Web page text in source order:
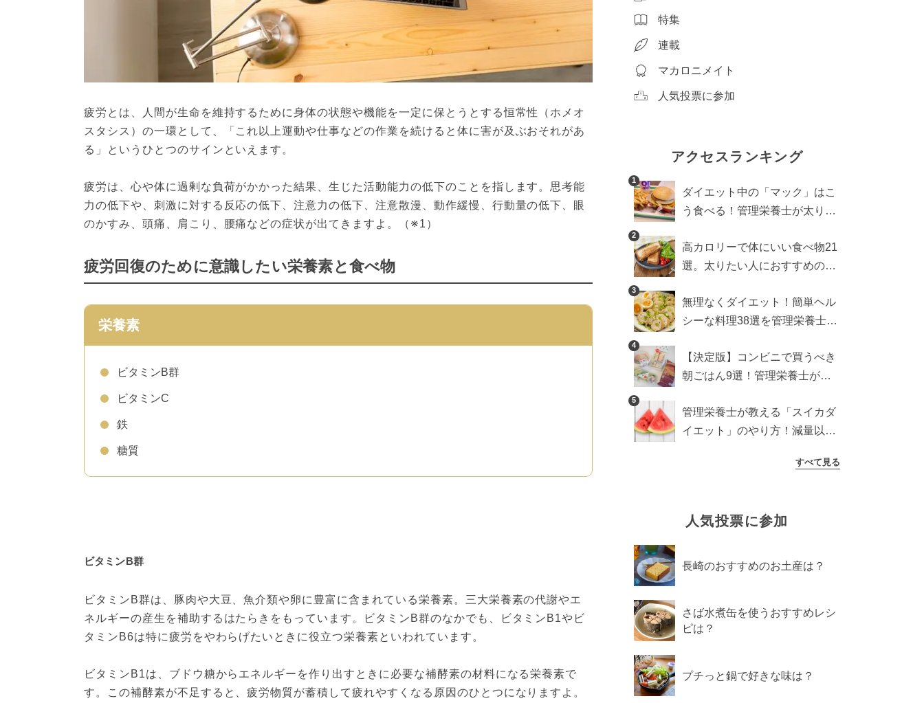
疲労とは、人間が生命を維持するために身体の状態や機能を一定に保とうとする恒常性（ホメオ
スタシス）の一環として、「これ以上運動や仕事などの作業を続けると体に害が及ぶおそれがあ
る」というひとつのサインといえます。
疲労は、心や体に過剰な負荷がかかった結果、生じた活動能力の低下のことを指します。思考能
力の低下や、刺激に対する反応の低下、注意力の低下、注意散漫、動作緩慢、行動量の低下、眼
のかすみ、頭痛、肩こり、腰痛などの症状が出てきますよ。（※1）
疲労回復のために意識したい栄養素と食べ物
栄養素
ビタミンB群
ビタミンC
鉄
糖質
ビタミンB群
ビタミンB群は、豚肉や大豆、魚介類や卵に豊富に含まれている栄養素。三大栄養素の代謝やエ
ネルギーの産生を補助するはたらきをもっています。ビタミンB群のなかでも、ビタミンB1やビ
タミンB6は特に疲労をやわらげたいときに役立つ栄養素といわれています。
ビタミンB1は、ブドウ糖からエネルギーを作り出すときに必要な補酵素の材料になる栄養素で
す。この補酵素が不足すると、疲労物質が蓄積して疲れやすくなる原因のひとつになりますよ。
特集
連載
マカロニメイト
人気投票に参加
アクセスランキング
1
ダイエット中の「マック」はこ
う食べる！管理栄養士が太りに
2
高カロリーで体にいい食べ物21
選。太りたい人におすすめのレ
3
無理なくダイエット！簡単ヘル
シーな料理38選を管理栄養士が
4
【決定版】コンビニで買うべき
朝ごはん9選！管理栄養士がロ
厳選
5
管理栄養士が教える「スイカダ
イエット」のやり方！減量以外
すべて見る
人気投票に参加
長崎のおすすめのお土産は？
さば水煮缶を使うおすすめレシ
ピは？
プチっと鍋で好きな味は？